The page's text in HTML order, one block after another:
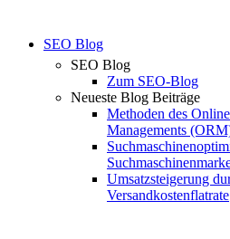
SEO Blog
SEO Blog
Zum SEO-Blog
Neueste Blog Beiträge
Methoden des
Managements
Umsatzsteigerung
Versandkostenflatrate